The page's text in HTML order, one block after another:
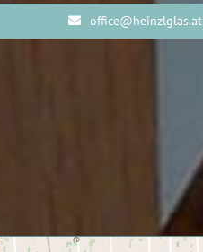
office@heinzlglas.at